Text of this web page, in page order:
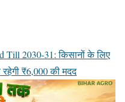
Till 2030-31: किसानों के लिए
₹6,000 की मदद